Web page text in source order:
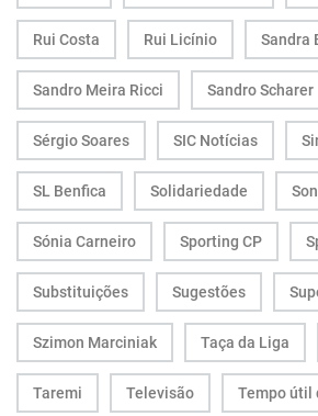
Rui Costa Rui Licínio Sandra
Sandro Meira Ricci Sandro Scharer
Sérgio Soares SIC Notícias
SL Benfica Solidariedade
Sónia Carneiro Sporting CP
Substituições Sugestões
Szimon Marciniak Taça da Liga
Taremi Televisão Tempo útil